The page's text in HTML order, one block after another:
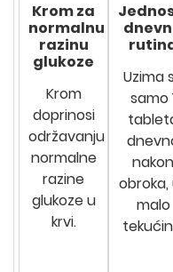
Krom za
normalnu
razinu
glukoze
Krom
doprinosi
održavanju
normalne
razine
glukoze u
krvi.
Uzima
samo
nakon
obroka,
malo